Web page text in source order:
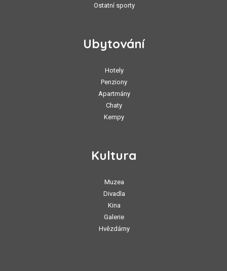
Ostatní sporty
Ubytování
Hotely
Penziony
Apartmány
Chaty
Kempy
Kultura
Muzea
Divadla
Kina
Galerie
Hvězdárny